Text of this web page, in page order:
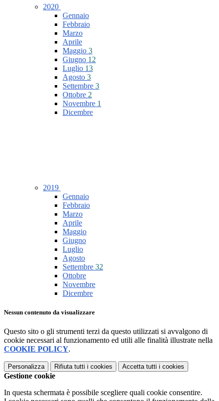
2020
Gennaio
Febbraio
Marzo
Aprile
Maggio 3
Giugno 12
Luglio 13
Agosto 3
Settembre 3
Ottobre 2
Novembre 1
Dicembre
2019
Gennaio
Febbraio
Marzo
Aprile
Maggio
Giugno
Luglio
Agosto
Settembre 32
Ottobre
Novembre
Dicembre
Nessun contenuto da visualizzare
Questo sito o gli strumenti terzi da questo utilizzati si avvalgono di
cookie necessari al funzionamento ed utili alle finalità illustrate nella
COOKIE POLICY.
Personalizza Rifiuta tutti i cookies Accetta tutti i cookies
Gestione cookie
In questa schermata è possibile scegliere quali cookie consentire.